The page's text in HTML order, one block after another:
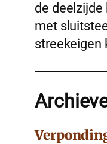
de
met
streekeigen